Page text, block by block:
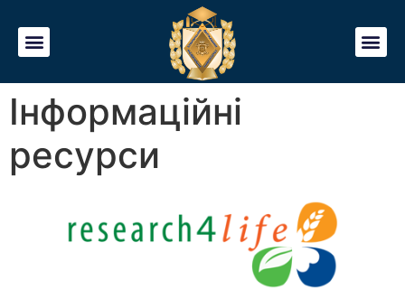
Інформаційні
ресурси